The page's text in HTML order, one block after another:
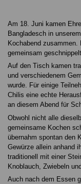
Am 18. Juni kamen
Bangladesch in
Kochabend zusammen.
gemeinsam
Auf den Tisch kamen
und verschiedenem
wurde. Für einige
Chilis eine echte
an diesem Abend für
Obwohl nicht alle
gemeinsame Kochen
übernahm spontan den
Gewürze allein anhand
traditionell mit einer
Knoblauch, Zwiebeln
Auch nach dem Essen